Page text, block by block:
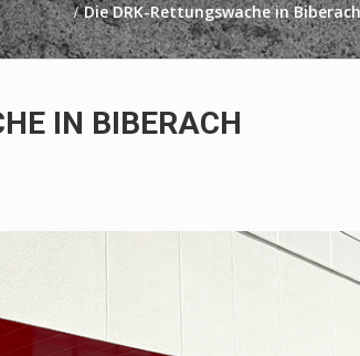
Die DRK-Rettungswache in Biberach
IN BIBERACH